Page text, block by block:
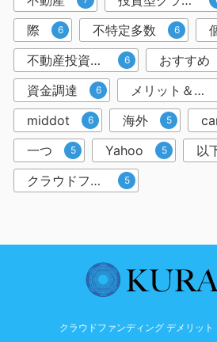
際 6 不特定多数 6
不動産投資クラウドファンディング 6 おすすめ
資金調達 6 メリット＆デメリット
middot 6 海外 5
一つ 5 Yahoo 5 以
クラウドファンディングサービス 5
クラウドファンディング デメリッ